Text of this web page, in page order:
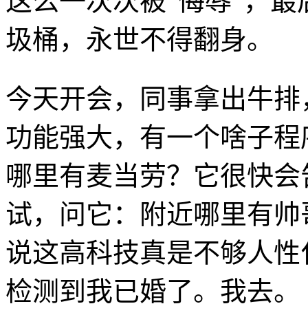
圾桶，永世不得翻身。
今天开会，同事拿出牛
功能强大，有一个啥子
哪里有麦当劳？它很快
试，问它：附近哪里有
说这高科技真是不够人
检测到我已婚了。我去。